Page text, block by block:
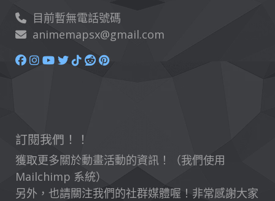
目前暫無電話號碼
animemapsx@gmail.com
訂閱我們！！
獲取更多關於動畫活動的資訊！（我們使用
Mailchimp 系統）
另外，也請關注我們的社群媒體喔！非常感謝大家